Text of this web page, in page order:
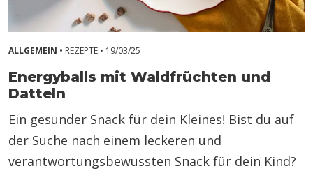
ALLGEMEIN • REZEPTE • 19/03/25
Energyballs mit Waldfrüchten und
Datteln
Ein gesunder Snack für dein Kleines! Bist du auf
der Suche nach einem leckeren und
verantwortungsbewussten Snack für dein Kind?